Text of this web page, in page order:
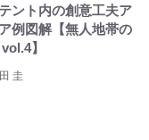
ント内の創意工夫ア
例図解【無人地帯の
】
圭